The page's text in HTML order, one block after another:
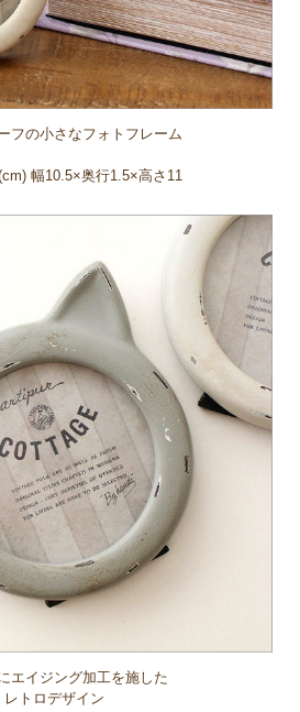
フの小さなフォトフレーム
幅10.5×奥行1.5×高さ11
エイジング加工を施した
レトロデザイン